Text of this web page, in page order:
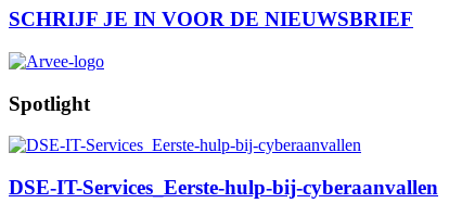
SCHRIJF JE IN VOOR DE NIEUWSBRIEF
Spotlight
DSE-IT-Services_Eerste-hulp-bij-cyberaanvallen